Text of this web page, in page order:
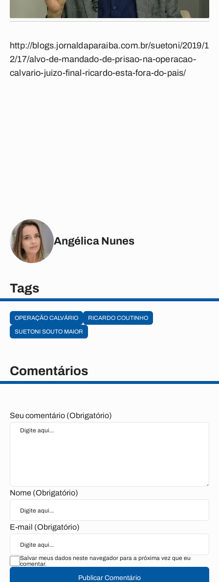
http://blogs.jornaldaparaiba.com.br/suetoni/2019/1
2/17/alvo-de-mandado-de-prisao-na-operacao-
calvario-juizo-final-ricardo-esta-fora-do-pais/
Angélica Nunes
Tags
OPERAÇÃO CALVÁRIO
RICARDO COUTINHO
SUETONI SOUTO MAIOR
Comentários
Seu comentário (Obrigatório)
Nome (Obrigatório)
E-mail (Obrigatório)
Salvar meus dados neste navegador para a próxima vez que eu
comentar.
Publicar Comentário